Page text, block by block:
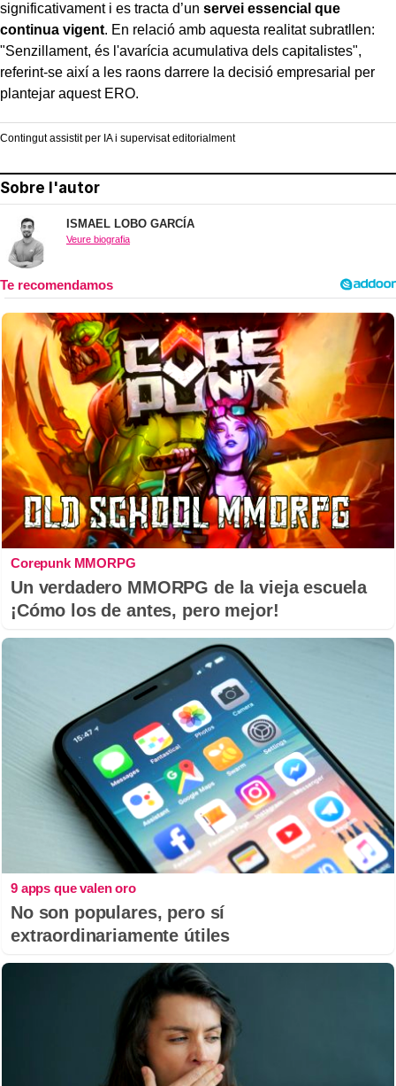
significativament i es tracta d’un servei essencial que
continua vigent. En relació amb aquesta realitat subratllen:
"Senzillament, és l'avarícia acumulativa dels capitalistes",
referint-se així a les raons darrere la decisió empresarial per
plantejar aquest ERO.
Contingut assistit per IA i supervisat editorialment
Sobre l'autor
ISMAEL LOBO GARCÍA
Veure biografia
Corepunk MMORPG
Un verdadero MMORPG de la vieja escuela
¡Cómo los de antes, pero mejor!
9 apps que valen oro
No son populares, pero sí
extraordinariamente útiles